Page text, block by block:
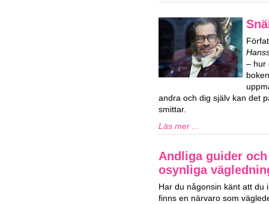
– hur
andra och dig själv kan det
smittar.
Läs mer ...
Andliga guider
osynliga
Har du någonsin känt att du
finns en närvaro som